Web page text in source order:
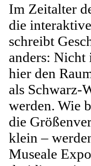
Im Zeitalter
die
schreibt
anders: Nicht
hier den
als Schwarz-
werden. Wie
die
klein –
Museale